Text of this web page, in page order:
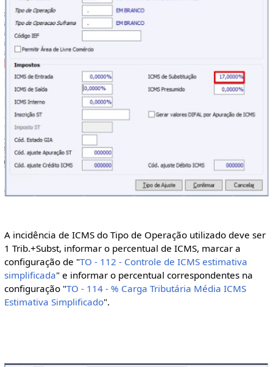
A incidência de ICMS do Tipo de Operação utilizado deve ser
1 Trib.+Subst, informar o percentual de ICMS, marcar a
configuração de "TO - 112 - Controle de ICMS estimativa
simplificada" e informar o percentual correspondentes na
configuração "TO - 114 - % Carga Tributária Média ICMS
Estimativa Simplificado".